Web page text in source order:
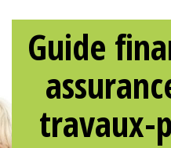
Guide
travaux-